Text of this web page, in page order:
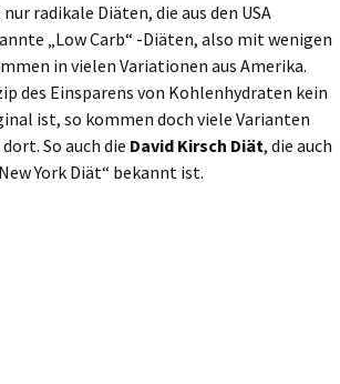
radikale Diäten, die aus den USA
„Low Carb“ -Diäten, also mit wenigen
in vielen Variationen aus Amerika.
des Einsparens von Kohlenhydraten kein
ist, so kommen doch viele Varianten
So auch die David Kirsch Diät, die auch
York Diät“ bekannt ist.